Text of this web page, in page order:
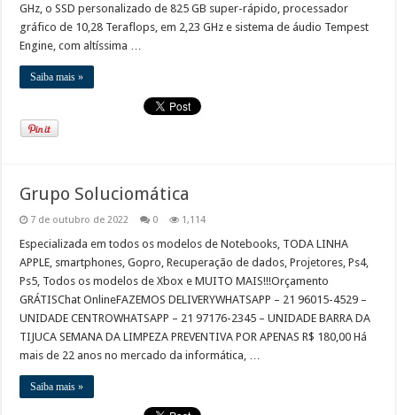
GHz, o SSD personalizado de 825 GB super-rápido, processador
gráfico de 10,28 Teraflops, em 2,23 GHz e sistema de áudio Tempest
Engine, com altíssima …
Saiba mais »
Grupo Soluciomática
7 de outubro de 2022 0 1,114
Especializada em todos os modelos de Notebooks, TODA LINHA
APPLE, smartphones, Gopro, Recuperação de dados, Projetores, Ps4,
Ps5, Todos os modelos de Xbox e MUITO MAIS!!!Orçamento
GRÁTISChat OnlineFAZEMOS DELIVERYWHATSAPP – 21 96015-4529 –
UNIDADE CENTROWHATSAPP – 21 97176-2345 – UNIDADE BARRA DA
TIJUCA SEMANA DA LIMPEZA PREVENTIVA POR APENAS R$ 180,00 Há
mais de 22 anos no mercado da informática, …
Saiba mais »